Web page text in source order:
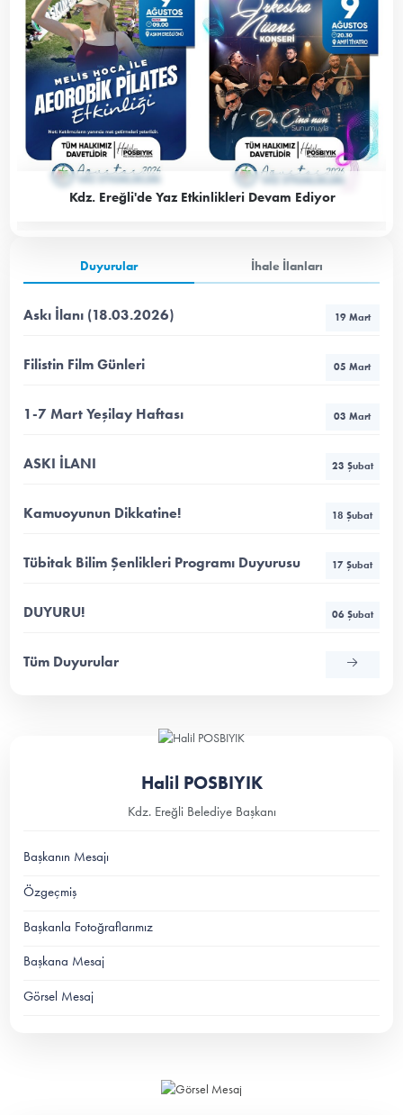
Kdz. Ereğli'de Yaz Etkinlikleri Devam Ediyor
Duyurular İhale İlanları
Askı İlanı (18.03.2026) 19 Mart
Filistin Film Günleri 05 Mart
1-7 Mart Yeşilay Haftası 03 Mart
ASKI İLANI 23 Şubat
Kamuoyunun Dikkatine! 18 Şubat
Tübitak Bilim Şenlikleri Programı Duyurusu 17 Şubat
DUYURU! 06 Şubat
Tüm Duyurular
Halil POSBIYIK
Kdz. Ereğli Belediye Başkanı
Başkanın Mesajı
Özgeçmiş
Başkanla Fotoğraflarımız
Başkana Mesaj
Görsel Mesaj